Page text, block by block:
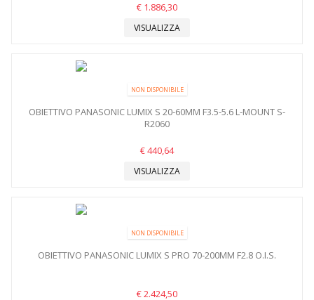
€ 1.886,30
VISUALIZZA
NON DISPONIBILE
OBIETTIVO PANASONIC LUMIX S 20-60MM F3.5-5.6 L-MOUNT S-
R2060
€ 440,64
VISUALIZZA
NON DISPONIBILE
OBIETTIVO PANASONIC LUMIX S PRO 70-200MM F2.8 O.I.S.
€ 2.424,50